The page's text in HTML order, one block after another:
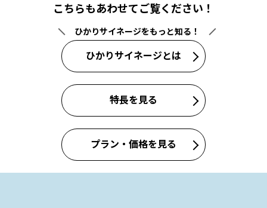
こちらもあわせてご覧ください！
ひかりサイネージをもっと知る！
ひかりサイネージとは
特長を見る
プラン・価格を見る